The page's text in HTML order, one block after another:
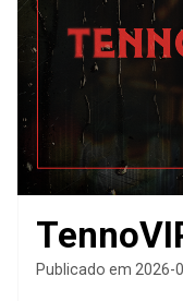
Publicado em 2026-